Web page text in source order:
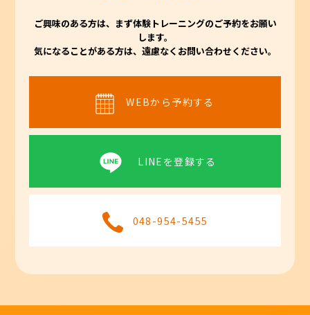
ご興味のある方は、まず体験トレーニングのご予約をお願い
します。
気になることがある方は、遠慮なくお問い合わせください。
WEBから予約する
LINEを登録する
048-954-5455